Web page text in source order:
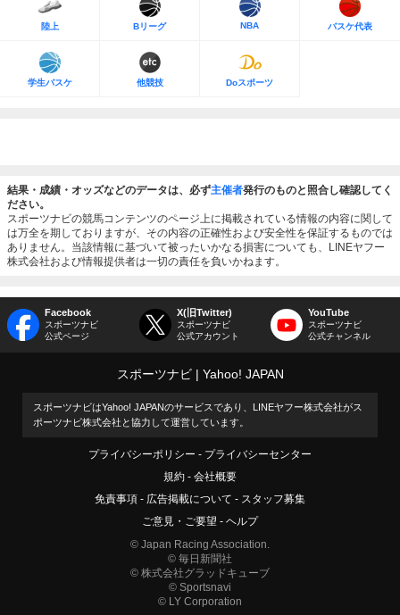
陸上 Bリーグ NBA バスケ代表
学生バスケ 他競技 Doスポーツ
結果・成績・オッズなどのデータは、必ず主催者発行のものと照合し確認してく
ださい。
スポーツナビの競馬コンテンツのページ上に掲載されている情報の内容に関して
は万全を期しておりますが、その内容の正確性および安全性を保証するものでは
ありません。当該情報に基づいて被ったいかなる損害についても、LINEヤフー
株式会社および情報提供者は一切の責任を負いかねます。
Facebook
スポーツナビ
公式ページ
X(旧Twitter)
スポーツナビ
公式アカウント
YouTube
スポーツナビ
公式チャンネル
スポーツナビ Yahoo! JAPAN
スポーツナビはYahoo! JAPANのサービスであり、LINEヤフー株式会社がス
ポーツナビ株式会社と協力して運営しています。
プライバシーポリシー
プライバシーセンター
規約
会社概要
免責事項
広告掲載について
スタッフ募集
ご意見・ご要望
ヘルプ
© Japan Racing Association.
© 毎日新聞社
© 株式会社グラッドキューブ
© Sportsnavi
© LY Corporation